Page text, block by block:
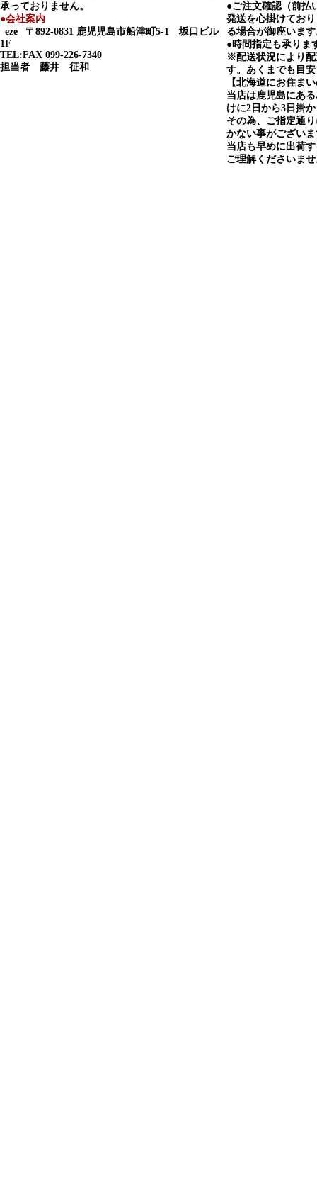
承っておりません。
●会社案内
eze
〒892-0831 鹿児児島市船津町5-1 坂口ビル
1F
TEL:FAX 099-226-7340
担当者 藤井 征和
●ご注文確認（前払
発送を心掛けてお
る場合が御座いま
●時間指定も承りま
※配送状況により
す。あくまでも目
【北海道にお住ま
当店は鹿児島にあ
けに2日から3日掛
その為、ご指定通
かない事がござい
当店も早めに出荷
ご理解くださいま